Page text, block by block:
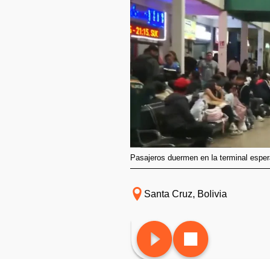
Pasajeros duermen en la terminal
Santa Cruz, Bolivia